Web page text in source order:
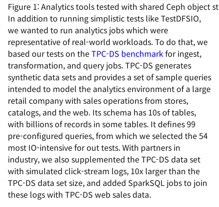
Figure 1: Analytics tools tested with shared Ceph object
In addition to running simplistic tests like TestDFSIO,
we wanted to run analytics jobs which were
representative of real-world workloads. To do that, we
based our tests on theTPC-DS benchmarkfor ingest,
transformation, and query jobs. TPC-DS generates
synthetic data sets and provides a set of sample queries
intended to model the analytics environment of a large
retail company with sales operations from stores,
catalogs, and the web. Its schema has 10s of tables,
with billions of records in some tables. It defines 99
pre-configured queries, from which we selected the 54
most IO-intensive for out tests. With partners in
industry, we also supplemented the TPC-DS data set
with simulated click-stream logs, 10x larger than the
TPC-DS data set size, and added SparkSQL jobs to join
these logs with TPC-DS web sales data.